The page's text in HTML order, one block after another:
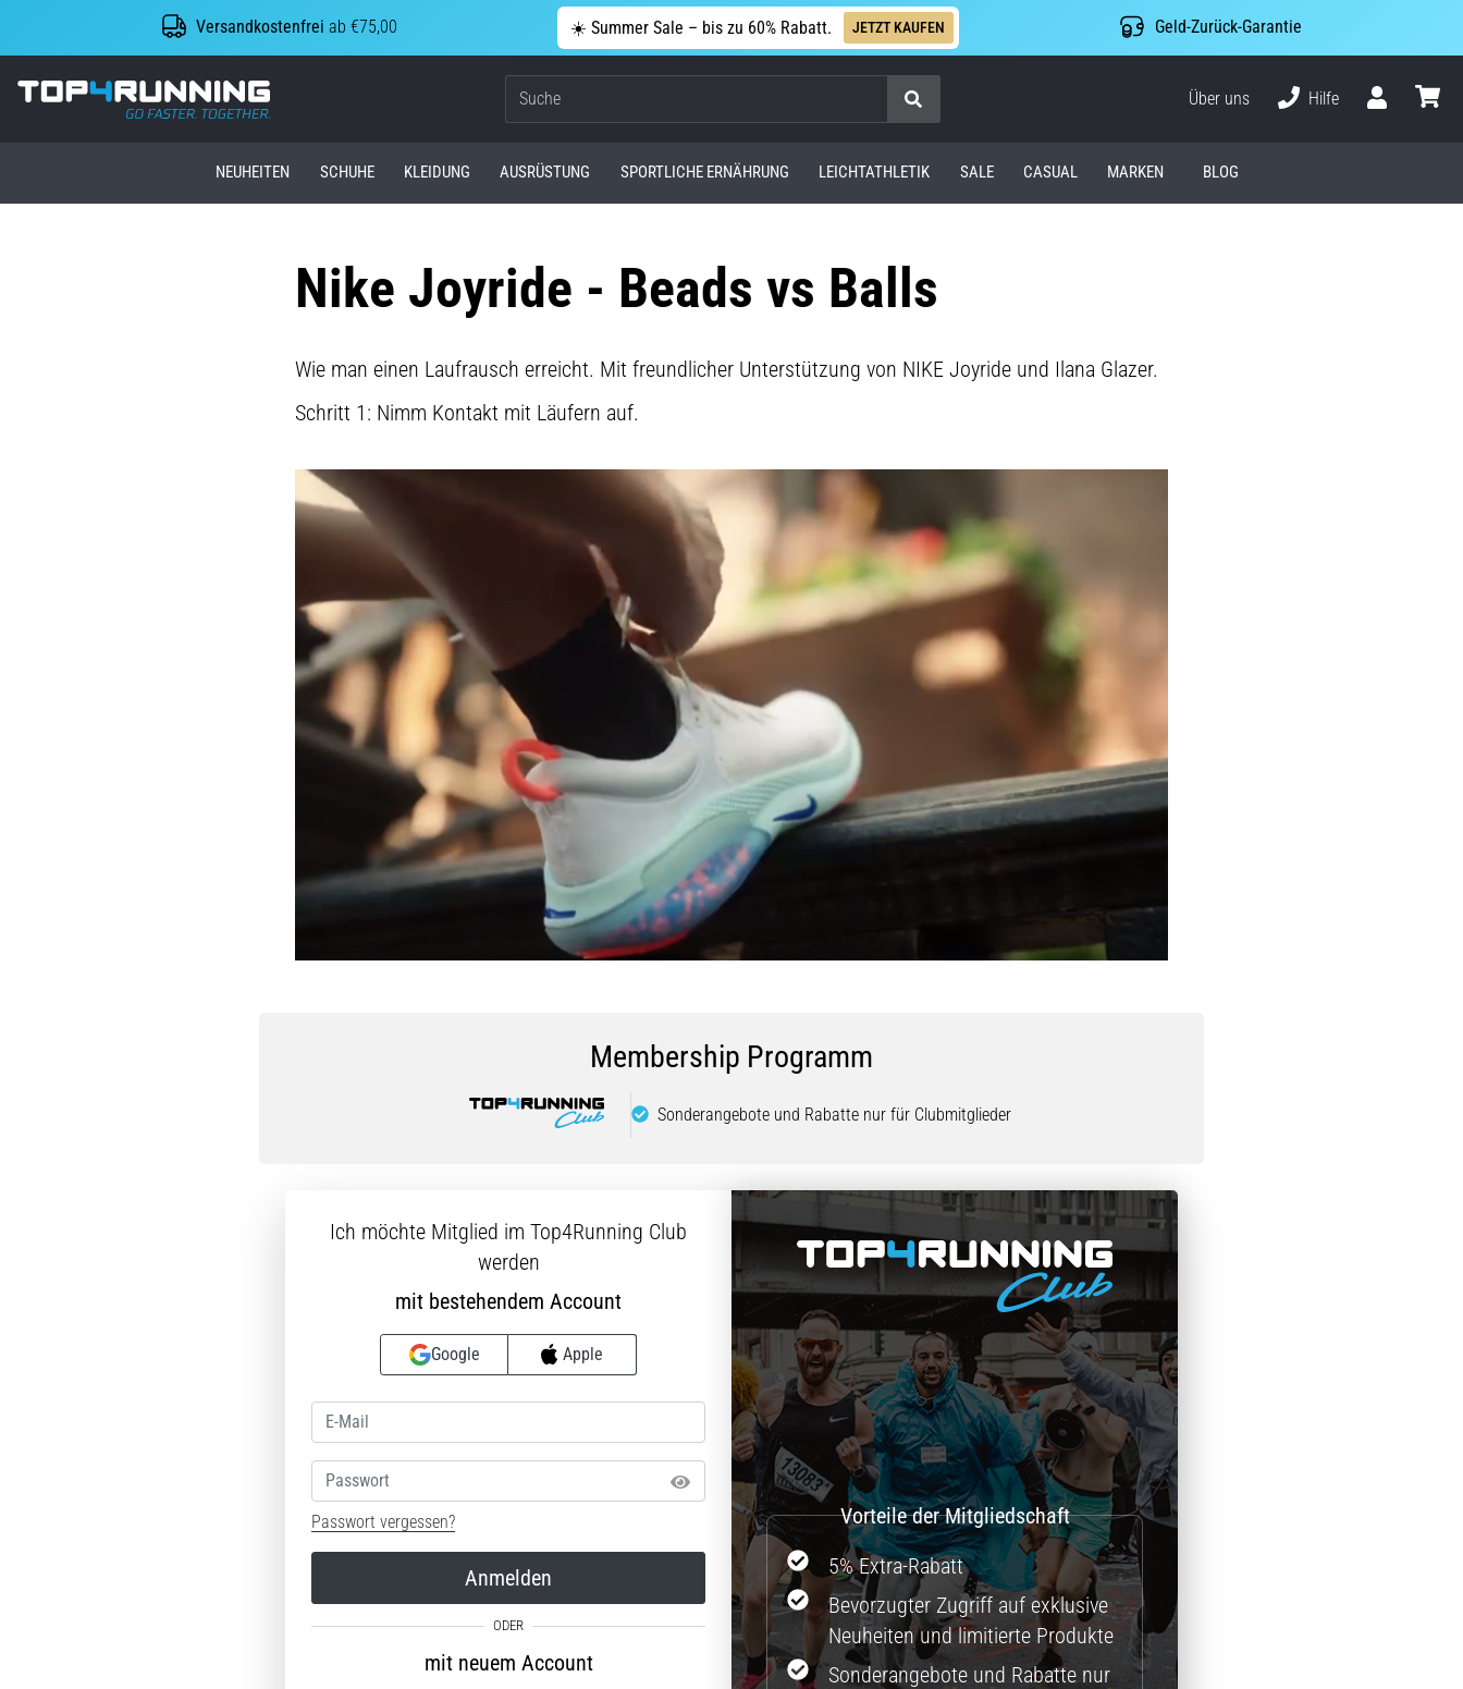
Versandkostenfrei ab €75,00 ☀️ Summer Sale – bis zu 60% Rabatt. JETZT KAUFEN Geld-Zurück-Garantie
Top4Running.at
Suche
Über uns
Hilfe
NEUHEITEN SCHUHE KLEIDUNG AUSRÜSTUNG SPORTLICHE ERNÄHRUNG LEICHTATHLETIK SALE CASUAL MARKEN BLOG
Nike Joyride - Beads vs Balls
Wie man einen Laufrausch erreicht. Mit freundlicher Unterstützung von NIKE Joyride und Ilana Glazer.
Schritt 1: Nimm Kontakt mit Läufern auf.
Membership Programm
Sonderangebote und Rabatte nur für Clubmitglieder
Ich möchte Mitglied im Top4Running Club
werden
mit bestehendem Account
Google Apple
Passwort
Passwort vergessen?
Anmelden
mit neuem Account
5% Extra-Rabatt
Bevorzugter Zugriff auf exklusive
Neuheiten und limitierte Produkte
Sonderangebote und Rabatte nur